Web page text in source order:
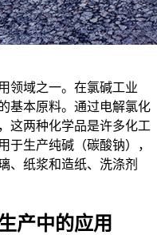
领域之一。在氯碱工业
基本原料。通过电解氯化
这两种化学品是许多化工
于生产纯碱（碳酸钠），
、纸浆和造纸、洗涤剂
产中的应用